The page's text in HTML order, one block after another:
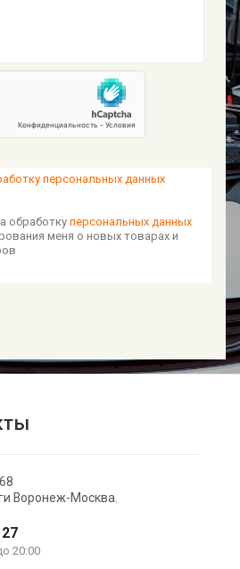
персональных данных
обработку персональных данных
меня о новых товарах и
Воронеж-Москва.
20:00